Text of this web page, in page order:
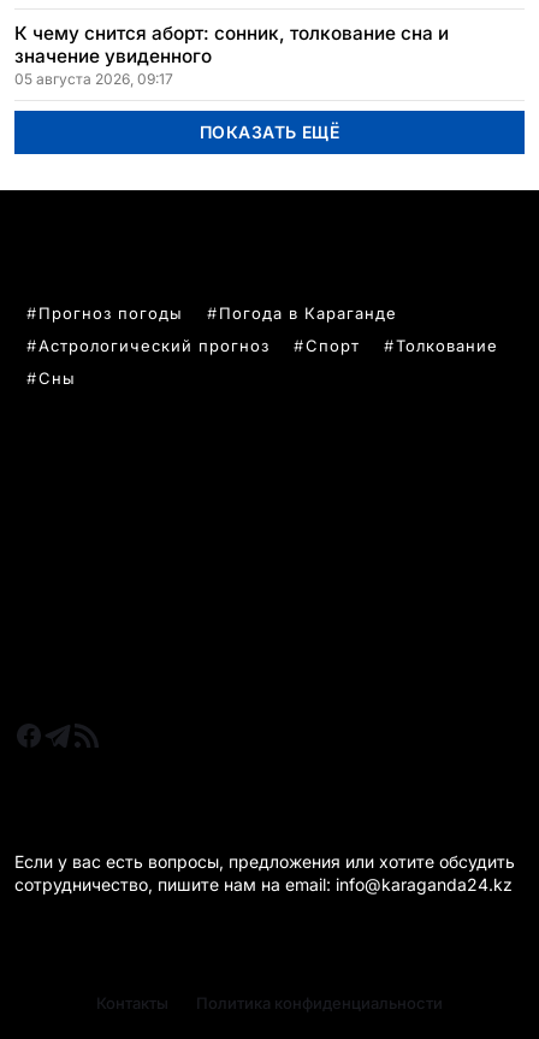
К чему снится аборт: сонник, толкование сна и
значение увиденного
05 августа 2026, 09:17
ПОКАЗАТЬ ЕЩЁ
Прогноз погоды
Погода в Караганде
Астрологический прогноз
Спорт
Толкование
Сны
Если у вас есть вопросы, предложения или хотите обсудить
сотрудничество, пишите нам на email: info@karaganda24.kz
Контакты Политика конфиденциальности